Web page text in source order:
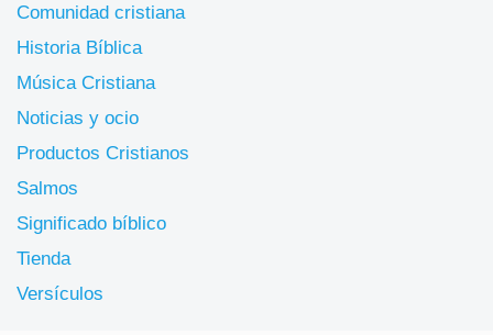
Comunidad cristiana
Historia Bíblica
Música Cristiana
Noticias y ocio
Productos Cristianos
Salmos
Significado bíblico
Tienda
Versículos